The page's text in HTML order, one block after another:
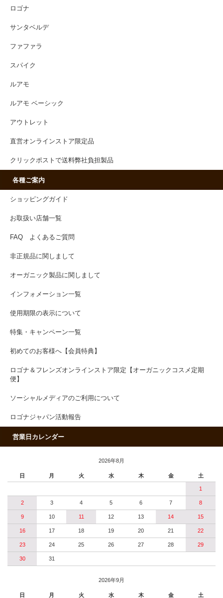
ロゴナ
サンタベルデ
ファファラ
スパイク
ルアモ
ルアモ ベーシック
アウトレット
直営オンラインストア限定品
クリックポストで送料弊社負担製品
各種ご案内
ショッピングガイド
お取扱い店舗一覧
FAQ よくあるご質問
非正規品に関しまして
オーガニック製品に関しまして
インフォメーション一覧
使用期限の表示について
特集・キャンペーン一覧
初めてのお客様へ【会員特典】
ロゴナ＆フレンズオンラインストア限定【オーガニックコスメ定期
便】
ソーシャルメディアのご利用について
ロゴナジャパン活動報告
営業日カレンダー
2026年8月
日 月 火 水 木 金 土
1
2 3 4 5 6 7 8
9 10 11 12 13 14 15
16 17 18 19 20 21 22
23 24 25 26 27 28 29
30 31
2026年9月
日 月 火 水 木 金 土